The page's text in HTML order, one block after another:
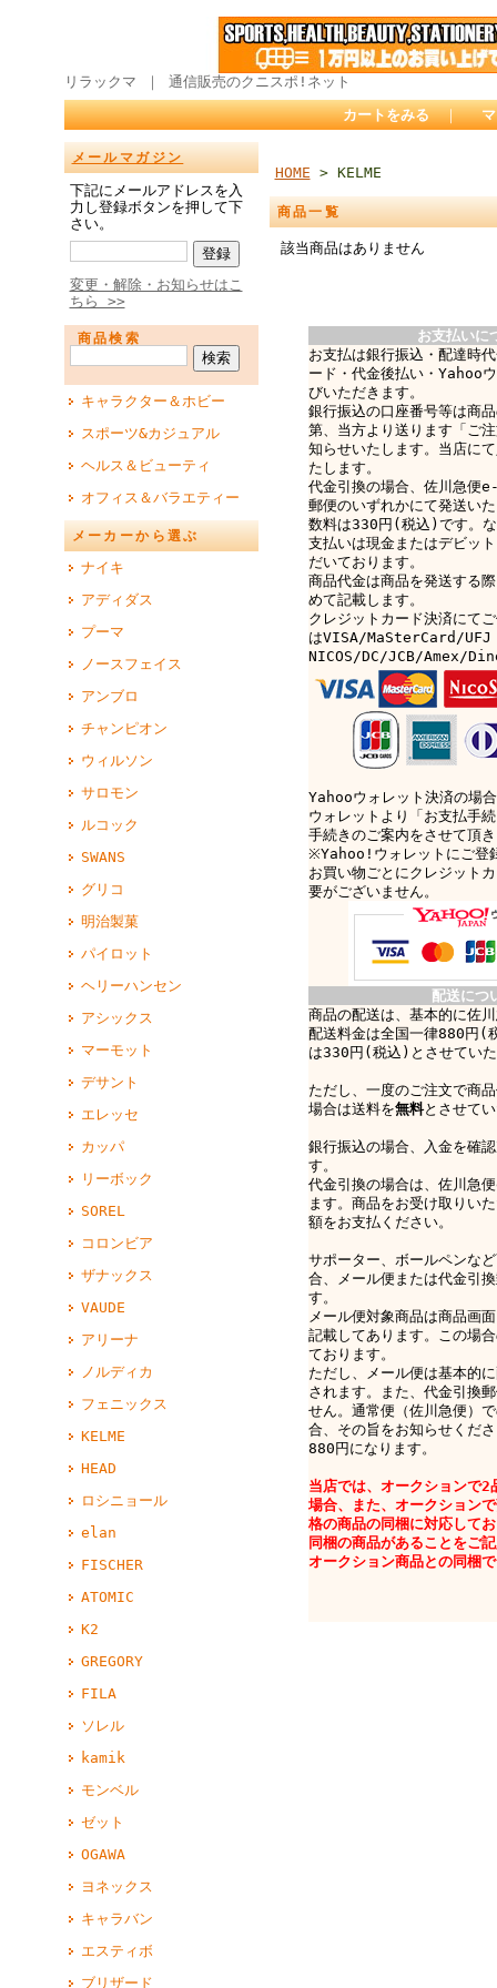
リラックマ ｜ 通信販売のクニスポ!ネット
カートをみる ｜
メールマガジン
下記にメールアドレスを入
力し登録ボタンを押して下
さい。
変更・解除・お知らせはこ
ちら >>
商品検索
キャラクター＆ホビー
スポーツ&カジュアル
ヘルス＆ビューティ
オフィス＆バラエティー
メーカーから選ぶ
ナイキ
アディダス
プーマ
ノースフェイス
アンブロ
チャンピオン
ウィルソン
サロモン
ルコック
SWANS
グリコ
明治製菓
パイロット
ヘリーハンセン
アシックス
マーモット
デサント
エレッセ
カッパ
リーボック
SOREL
コロンビア
ザナックス
VAUDE
アリーナ
ノルディカ
フェニックス
KELME
HEAD
ロシニョール
elan
FISCHER
ATOMIC
K2
GREGORY
FILA
ソレル
kamik
モンベル
ゼット
OGAWA
ヨネックス
キャラバン
エスティボ
ブリザード
HOME > KELME
商品一覧
該当商品はありません
お支払いに
お支払は銀行振込・配達時
ード・代金後払い・Yahoo
びいただきます。
銀行振込の口座番号等は商
第、当方より送ります「ご
知らせいたします。当店に
たします。
代金引換の場合、佐川急
郵便のいずれかにて発送い
数料は330円(税込)です
支払いは現金またはデビッ
だいております。
商品代金は商品を発送する
めて記載します。
クレジットカード決済にて
はVISA/MaSterCard/UFJ
NICOS/DC/JCB/Amex/
Yahooウォレット決済の場
ウォレットより「お支払手
手続きのご案内をさせて頂
※Yahoo!ウォレットにご登
お買い物ごとにクレジット
要がございません。
配送につ
商品の配送は、基本的に佐
配送料金は全国一律880円(
は330円(税込)とさせてい
ただし、一度のご注文で商
場合は送料を無料とさせて
銀行振込の場合、入金を確
す。
代金引換の場合は、佐川
ます。商品をお受け取りい
額をお支払ください。
サポーター、ボールペンな
合、メール便または代金引
す。
メール便対象商品は商品画
記載してあります。この場
ております。
ただし、メール便は基本的
されます。また、代金引換
せん。通常便（佐川急便）
合、その旨をお知らせくだ
880円になります。
当店では、オークションで2
場合、また、オークション
格の商品の同梱に対応して
同梱の商品があることをご
オークション商品との同梱